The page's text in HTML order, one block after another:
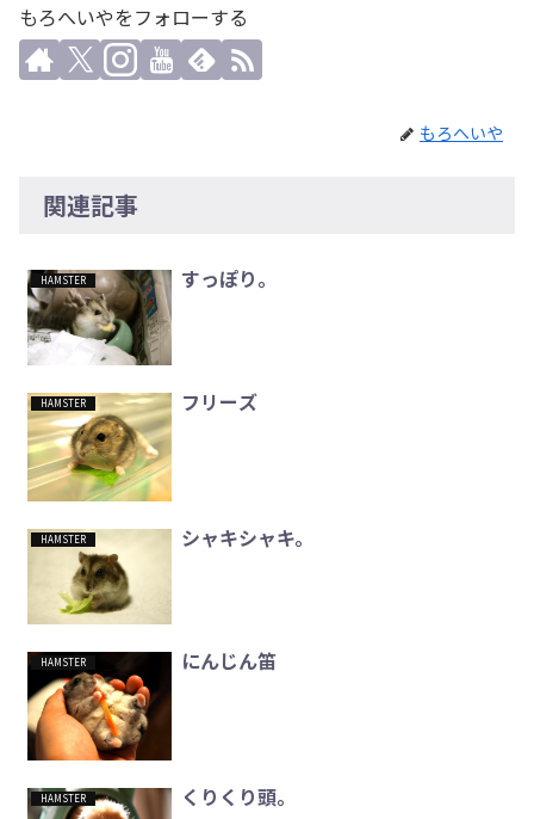
もろへいやをフォローする
もろへいや
関連記事
HAMSTER すっぽり。
HAMSTER フリーズ
HAMSTER シャキシャキ。
HAMSTER にんじん笛
HAMSTER くりくり頭。